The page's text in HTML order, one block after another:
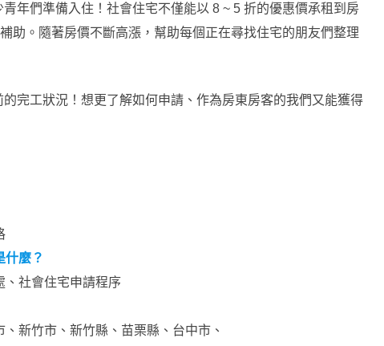
年們準備入住！社會住宅不僅能以 8 ~ 5 折的優惠價承租到房
助。隨著房價不斷高漲，幫助每個正在尋找住宅的朋友們整理
完工狀況！想更了解如何申請、作為房東房客的我們又能獲得
什麼？
、社會住宅申請程序
新竹市、新竹縣、苗栗縣、台中市、